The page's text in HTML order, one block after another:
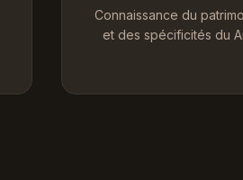
Connaissance du
et des spécificités du